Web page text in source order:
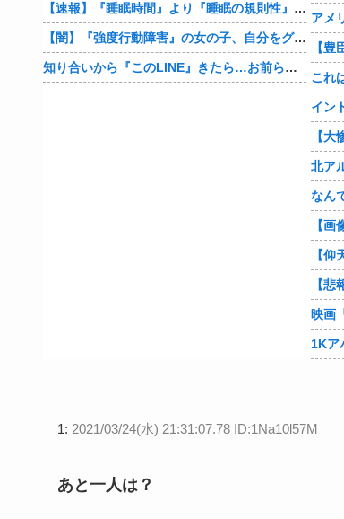
【速報】『睡眠時間』より『睡眠の規則性』のほうが大事だと判明
【闇】『強度行動障害』の女の子、自分をグーパンしまくる
知り合いから『このLINE』きたら…お前らどうする？
これ
イン
【
なん
【
1: 2021/03/24(水) 21:31:07.78 ID:1Na10l57M
あと一人は？